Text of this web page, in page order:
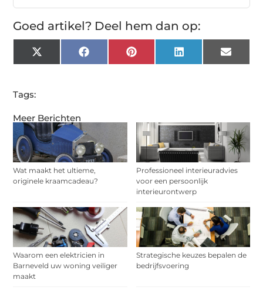
Meer Berichten
Wat maakt het ultieme,
originele kraamcadeau?
Professioneel interieuradvies
voor een persoonlijk
interieurontwerp
Waarom een elektricien in
Barneveld uw woning veiliger
maakt
Strategische keuzes bepalen de
bedrijfsvoering
Goed artikel? Deel hem dan op:
X
(Twitter)
Facebook Pinterest LinkedIn Email
Tags: